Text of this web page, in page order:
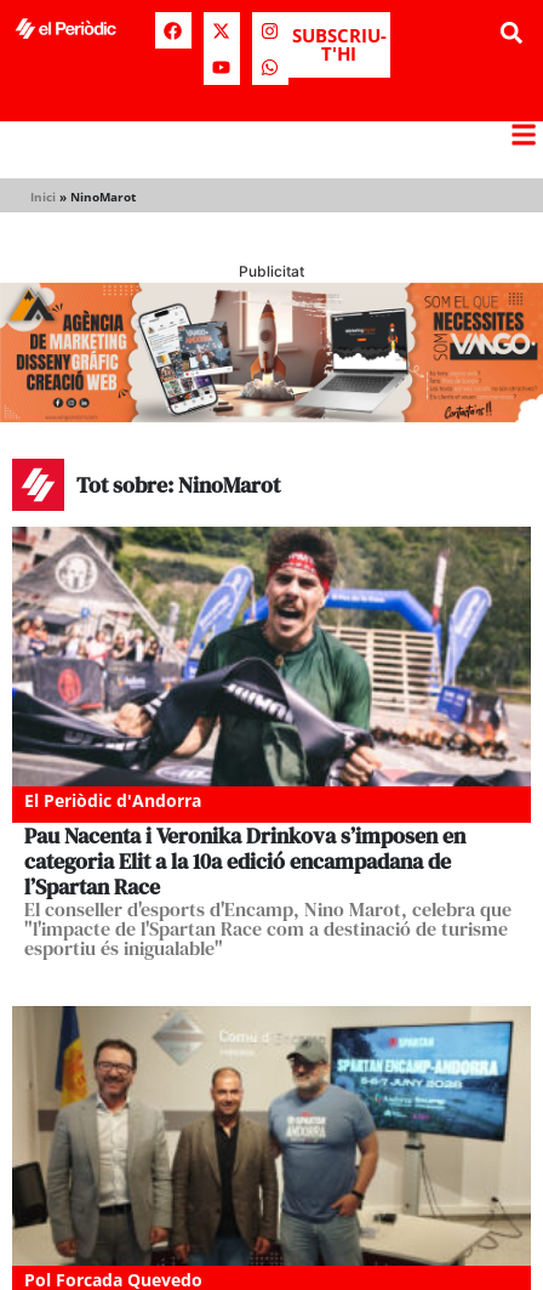
SUBSCRIU-
T'HI
Inici » NinoMarot
Publicitat
Tot sobre: NinoMarot
El Periòdic d'Andorra
Pau Nacenta i Veronika Drinkova s’imposen en
categoria Elit a la 10a edició encampadana de
l’Spartan Race
El conseller d'esports d'Encamp, Nino Marot, celebra que
"l'impacte de l'Spartan Race com a destinació de turisme
esportiu és inigualable"
Pol Forcada Quevedo